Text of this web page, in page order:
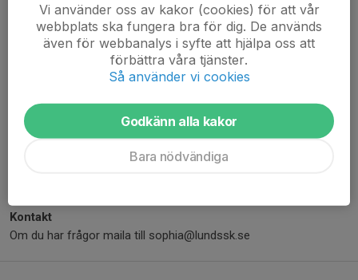
intresserad av att bli ledare så skriv till sophia@lundssk.se
Prova på
Ditt barn har möjlighet att prova på hos oss under ca en månads
betala medlemsavgift.Anmäl intressehär så hör vi av oss med
mer
information: https://www.lundssk.se/lundssk/formular/intressea
Kontakt
Om du har frågor maila till sophia@lundssk.se
Vi använder oss av kakor (cookies) för att vår
webbplats ska fungera bra för dig. De används
även för webbanalys i syfte att hjälpa oss att
förbättra våra tjänster.
Så använder vi cookies
Godkänn alla kakor
Bara nödvändiga